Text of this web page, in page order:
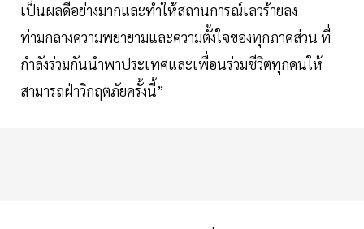
เป็นผลดีอย่างมากและทำให้สถานการณ์เลวร้ายลง
ท่ามกลางความพยายามและความตั้งใจของทุกภาคส่วน ที่
กำลังร่วมกันนำพาประเทศและเพื่อนร่วมชีวิตทุกคนให้
สามารถฝ่าวิกฤตภัยครั้งนี้”